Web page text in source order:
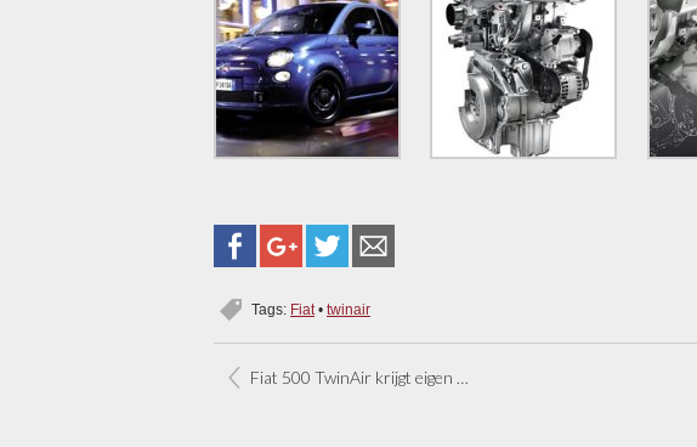
Tags: Fiat • twinair
Fiat 500 TwinAir krijgt eigen gezicht